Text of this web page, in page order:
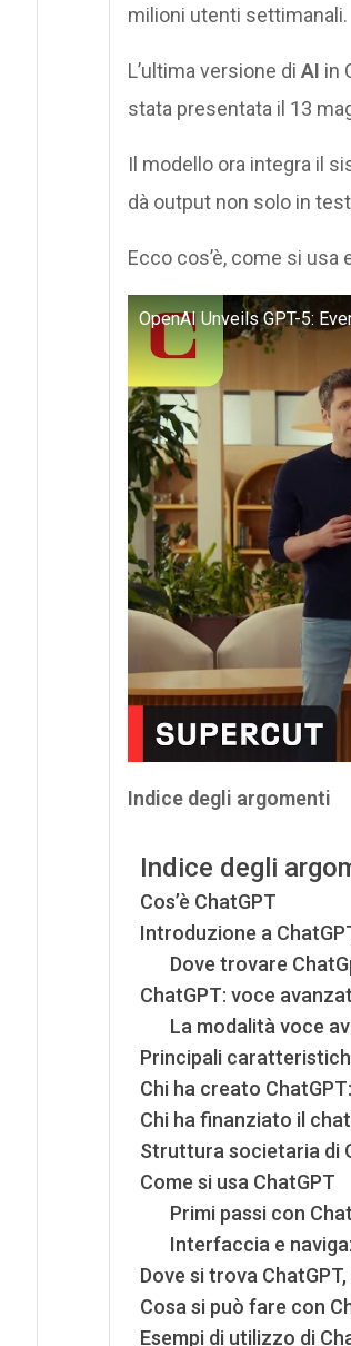
milioni utenti settimanali.
L’ultima versione di AI in
stata presentata il 13
Il modello ora integra il
dà output non solo in
Ecco cos’è, come si usa
OpenAI Unveils GPT-5:
Indice degli argomenti
Indice degli
Cos’è ChatGPT
Introduzione a
Dove trovare
ChatGPT: voce
La modalità voce
Principali
Chi ha creato
Chi ha finanziato il
Struttura societaria di
Come si usa ChatGPT
Primi passi con
Interfaccia e
Dove si trova
Cosa si può fare con
Esempi di utilizzo di